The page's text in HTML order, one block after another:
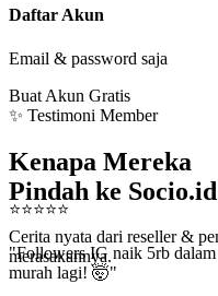
Daftar Akun
Email & password saja
Buat Akun Gratis
✨ Testimoni Member
Kenapa Mereka
Pindah ke Socio.id
Cerita nyata dari reseller &
merasakannya.
⭐⭐⭐⭐⭐
"Followers IG naik 5rb dalam
murah lagi! 🤯"